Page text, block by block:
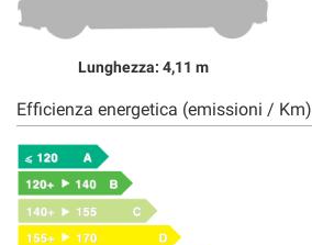
Lunghezza: 4,11 m
Efficienza energetica (emissioni / Km)